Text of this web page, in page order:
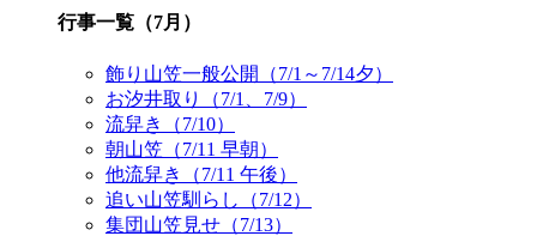
行事一覧（7月）
飾り山笠一般公開（7/1～7/14夕）
お汐井取り（7/1、7/9）
流舁き（7/10）
朝山笠（7/11 早朝）
他流舁き（7/11 午後）
追い山笠馴らし（7/12）
集団山笠見せ（7/13）